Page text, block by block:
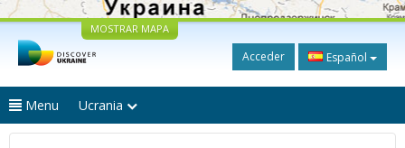
MOSTRAR MAPA
Acceder Español
Menu Ucrania